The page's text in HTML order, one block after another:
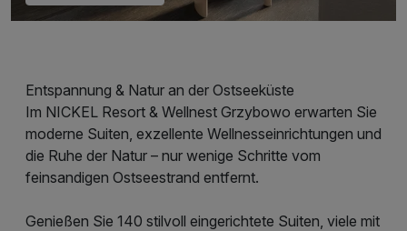
Entspannung & Natur an der Ostseeküste
Im NICKEL Resort & Wellnest Grzybowo erwarten Sie
moderne Suiten, exzellente Wellnesseinrichtungen und
die Ruhe der Natur – nur wenige Schritte vom
feinsandigen Ostseestrand entfernt.
Genießen Sie 140 stilvoll eingerichtete Suiten, viele mit